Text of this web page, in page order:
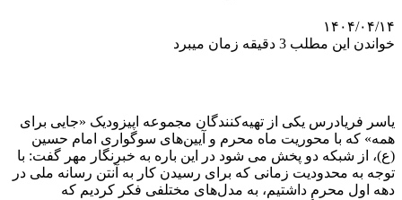
۱۴۰۴/۰۴/۱۴
خواندن این مطلب 3 دقیقه زمان میبرد
یاسر فریادرس یکی از تهیه‌کنندگان مجموعه اپیزودیک «جایی برای
همه» که با محوریت ماه محرم و آیین‌های سوگواری امام حسین
(ع)، از شبکه دو پخش می شود در این باره به خبرنگار مهر گفت: با
توجه به محدودیت زمانی که برای رسیدن کار به آنتن رسانه ملی در
دهه اول محرم داشتیم، به مدل‌های مختلفی فکر کردیم که